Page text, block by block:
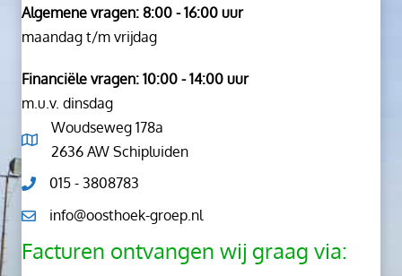
Algemene vragen: 8:00 - 16:00 uur
maandag t/m vrijdag
Financiële vragen: 10:00 - 14:00 uur
m.u.v. dinsdag
Woudseweg 178a
2636 AW Schipluiden
015 - 3808783
info@oosthoek-groep.nl
Facturen ontvangen wij graag via: